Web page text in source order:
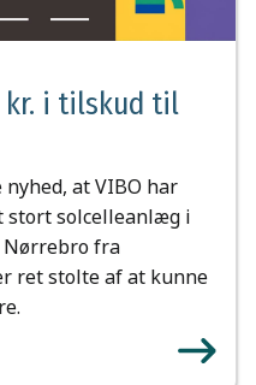
kr. i tilskud til
at VIBO har
stort solcelleanlæg i
Nørrebro fra
ret stolte af at kunne